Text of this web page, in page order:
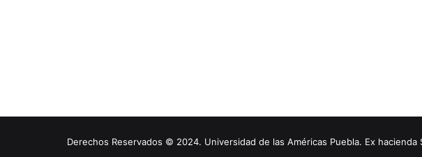
Derechos Reservados © 2024. Universidad de las Américas Puebla. Ex